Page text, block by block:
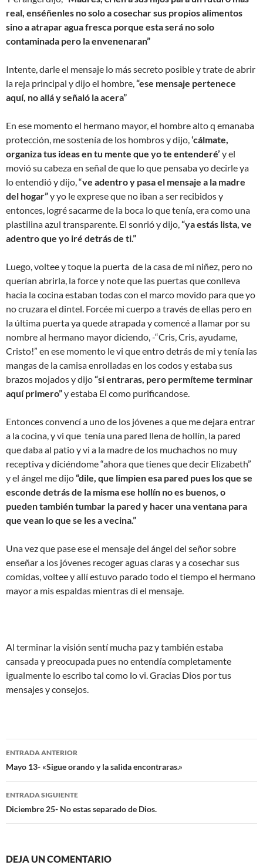
real, enséñenles no solo a cosechar sus propios alimentos
sino a atrapar agua fresca porque esta será no solo
contaminada pero la envenenaran”
Intente, darle el mensaje lo más secreto posible y trate de abrir
la reja principal y dijo el hombre, “ese mensaje pertenece
aquí, no allá y señaló la acera”
En ese momento el hermano mayor, el hombre alto q emanaba
protección, me sostenía de los hombros y dijo, ‘cálmate,
organiza tus ideas en tu mente que yo te entenderé’ y el
movió su cabeza en señal de que lo que pensaba yo decirle ya
lo entendió y dijo, “ve adentro y pasa el mensaje a la madre
del hogar”y yo le exprese que no iban a ser recibidos y
entonces, logré sacarme de la boca lo que tenía, era como una
plastilina azul transparente. El sonrió y dijo, “ya estás lista, ve
adentro que yo iré detrás de ti.”
Luego, voltee y toque la puerta de la casa de mi niñez, pero no
querían abrirla, la force y note que las puertas que conlleva
hacia la cocina estaban todas con el marco movido para que yo
no cruzara el dintel. Forcée mi cuerpo a través de ellas pero en
la última puerta ya quede atrapada y comencé a llamar por su
nombre al hermano mayor diciendo, -“Cris, Cris, ayudame,
Cristo!” en ese momento le vi que entro detrás de mi y tenía las
mangas de la camisa enrolladas en los codos y estaba sus
brazos mojados y dijo“si entraras, pero permíteme terminar
aquí primero”y estaba El como purificandose.
Entonces convencí a uno de los jóvenes a que me dejara entrar
a la cocina, y vi que tenía una pared llena de hollín, la pared
que daba al patio y vi a la madre de los muchachos no muy
receptiva y diciéndome “ahora que tienes que decir Elizabeth”
y el ángel me dijo“dile, que limpien esa pared pues los que se
esconde detrás de la misma ese hollín no es buenos, o
pueden también tumbar la pared y hacer una ventana para
que vean lo que se les a vecina.”
Una vez que pase ese el mensaje del ángel del señor sobre
enseñar a los jóvenes recoger aguas claras y a cosechar sus
comidas, voltee y allí estuvo parado todo el tiempo el hermano
mayor a mis espaldas mientras di el mensaje.
Al terminar la visión sentí mucha paz y también estaba
cansada y preocupada pues no entendía completamente
igualmente lo escribo tal como lo vi. Gracias Dios por tus
mensajes y consejos.
Navegación
de
entradas
ENTRADA ANTERIOR
Mayo 13- «Sigue orando y la salida encontraras.»
ENTRADA SIGUIENTE
Diciembre 25- No estas separado de Dios.
DEJA UN COMENTARIO